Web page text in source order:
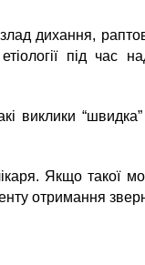
дихання,
під час
виклики“швидка”
Якщо такої
отримання